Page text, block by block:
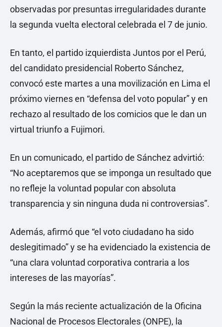
observadas por presuntas irregularidades durante
la segunda vuelta electoral celebrada el 7 de junio.
En tanto, el partido izquierdista Juntos por el Perú,
del candidato presidencial Roberto Sánchez,
convocó este martes a una movilización en Lima el
próximo viernes en “defensa del voto popular” y en
rechazo al resultado de los comicios que le dan un
virtual triunfo a Fujimori.
En un comunicado, el partido de Sánchez advirtió:
“No aceptaremos que se imponga un resultado que
no refleje la voluntad popular con absoluta
transparencia y sin ninguna duda ni controversias”.
Además, afirmó que “el voto ciudadano ha sido
deslegitimado” y se ha evidenciado la existencia de
“una clara voluntad corporativa contraria a los
intereses de las mayorías”.
Según la más reciente actualización de la Oficina
Nacional de Procesos Electorales (ONPE), la